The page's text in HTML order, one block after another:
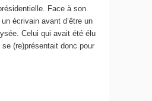
Face à son
écrivain avant d’être un
Celui qui avait été élu
(re)présentait donc pour